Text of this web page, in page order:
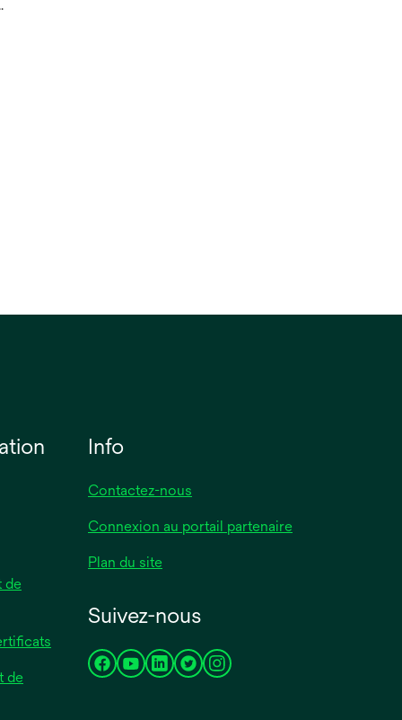
de
de
Info
Contactez-nous
Connexion au portail partenaire
Plan du site
Suivez-nous
s’ouvres’ouvres’ouvres’ouvres’ouvre